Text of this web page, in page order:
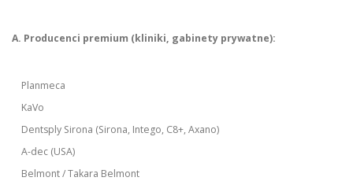
A. Producenci premium (kliniki, gabinety prywatne):
Planmeca
KaVo
Dentsply Sirona (Sirona, Intego, C8+, Axano)
A-dec (USA)
Belmont / Takara Belmont